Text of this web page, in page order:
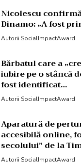
Nicolescu
Dinamo: „A fost
Autorii SocialImpactAward
Bărbatul care a
iubire pe o stâncă
fost identificat…
Autorii SocialImpactAward
Aparatură de
accesibilă online,
secolului” de la
Autorii SocialImpactAward